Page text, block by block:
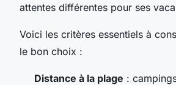
attentes différentes pour ses
Voici les critères essentiels à
le bon choix :
Distance à la plage :